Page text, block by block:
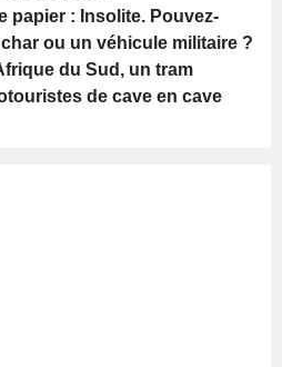
papier : Insolite. Pouvez-
ou un véhicule militaire ?
du Sud, un tram
de cave en cave